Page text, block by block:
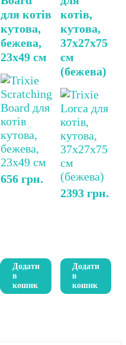
для котів
кутова,
бежева,
23х49 см
656 грн.
Додати
в
кошик
котів,
кутова,
37х27х75
см
(бежева)
2393грн.
Додати
в
кошик